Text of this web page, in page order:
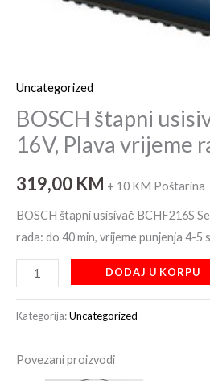
Uncategorized
BOSCH štapni
16V, Plava vrijeme
319,00 KM + 10 KM Poštarina
BOSCH štapni usisivač BCHF216S
rada: do 40 min, vrijeme punjenja 4-5
DODAJ U KORPU
Kategorija:Uncategorized
Povezani proizvodi